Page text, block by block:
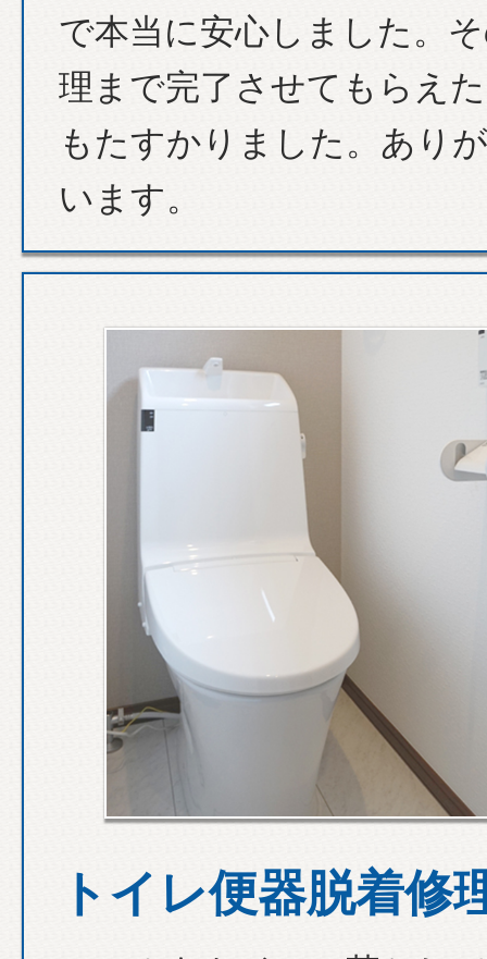
で本当に安心しました。
理まで完了させてもらえ
もたすかりました。あり
います。
トイレ便器脱着修